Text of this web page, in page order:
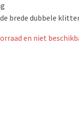
brede dubbele
en niet